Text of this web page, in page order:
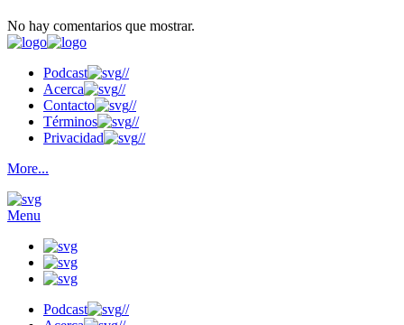
No hay comentarios que mostrar.
Podcast
//
Acerca
//
Contacto
//
Términos
//
Privacidad
//
More...
Menu
Podcast
//